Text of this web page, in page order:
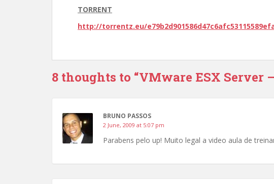
TORRENT
http://torrentz.eu/
8 thoughts to “VMware ESX Server
BRUNO PASSOS
2 June, 2009 at 5:07 pm
Parabens pelo up! Muito legal a video aula de